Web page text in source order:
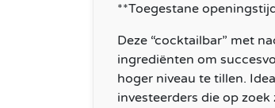
**Toegestane
Deze “cocktailbar” met
ingrediënten om
hoger niveau te tillen.
investeerders die op